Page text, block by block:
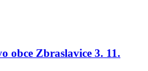
obce Zbraslavice 3. 11.